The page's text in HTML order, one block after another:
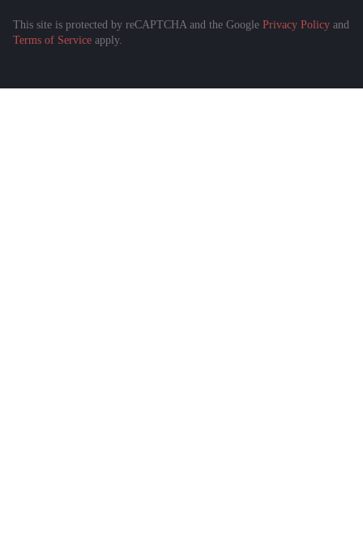
This site is protected by reCAPTCHA and the Google Privacy Policy and
Terms of Service apply.